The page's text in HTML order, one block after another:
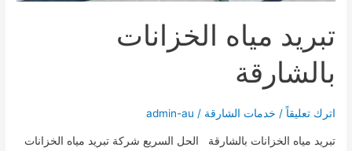
تبريد مياه الخزانات
بالشارقة
اترك تعليقاً / خدمات الشارقة /
admin-au
تبريد مياه الخزانات بالشارقة الحل السريع شركة تبريد مياه الخزانات